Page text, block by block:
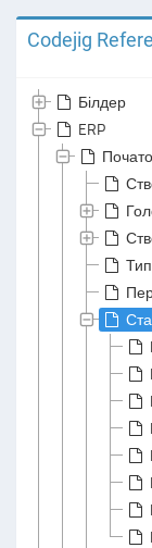
Codejig
Білдер
ERP